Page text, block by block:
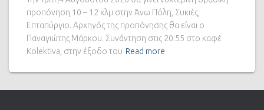
προπόνηση 10 – 12 χλμ στην Άνω Πόλη, Συκιές,
Επταπύργιο. Αρχηγός της προπόνησης θα είναι ο
Παναγιώτης Μάρκου. Συνάντηση στις 20:55 στο καφέ
Kolektiva, στην έξοδο του Read more